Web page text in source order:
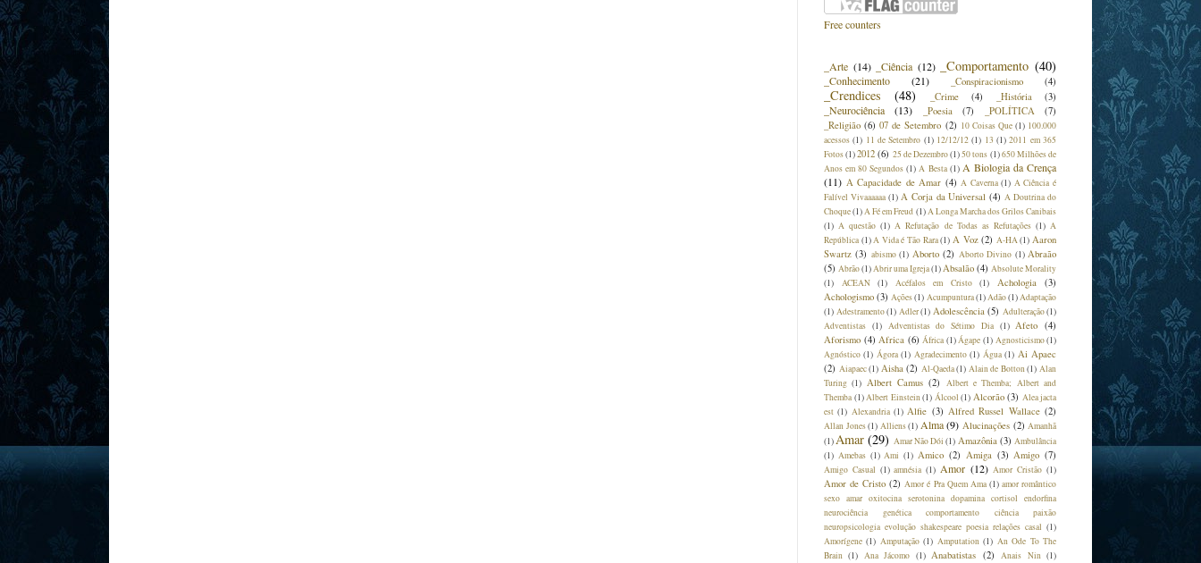
Free counters
_Arte (14) _Ciência (12) _Comportamento (40)
_Conhecimento (21) _Conspiracionismo (4)
_Crendices (48) _Crime (4) _História (3)
_Neurociência (13) _Poesia (7) _POLÍTICA
(7)
_Religião (6) 07 de Setembro (2) 10 Coisas Que (1) 100.000
acessos (1) 11 de Setembro (1) 12/12/12 (1) 13 (1) 2011 em 365
Fotos(1)2012 (6) 25 de Dezembro(1)50 tons (1)650 Milhões de
Anos em 80 Segundos (1) A Besta (1) A Biologia da Crença
(11) A Capacidade de Amar (4) A Caverna (1) A Ciência é
Falível Vivaaaaaa (1) A Corja da Universal (4) A Doutrina do
Choque(1)A Fé em Freud (1)A Longa Marcha dos Grilos Canibais
(1) A questão (1) A Refutação de Todas as Refutações (1) A
República (1) A Vida é Tão Rara (1) A Voz (2) A-HA (1) Aaron
Swartz (3) abismo (1) Aborto (2) Aborto Divino (1) Abraão
(5) Abrão(1)Abrir uma Igreja(1)Absalão (4) Absolute Morality
(1)
ACEAN (1) Acéfalos em Cristo (1) Achologia
(3)
Achologismo (3) Ações(1) Acumpuntura(1)Adão(1)Adaptação
(1) Adestramento(1) Adler(1) Adolescência (5) Adulteração(1)
Adventistas (1) Adventistas do Sétimo Dia (1) Afeto (4)
Aforismo (4) Africa (6) África (1)Ágape (1) Agnosticismo(1)
Agnóstico (1) Ágora (1) Agradecimento (1) Água (1) Ai Apaec
(2) Aiapaec(1) Aisha (2) Al-Qaeda(1) Alain de Botton(1) Alan
Turing (1) Albert Camus (2)
Albert e Themba; Albert and
Themba (1)Albert Einstein(1) Álcool (1) Alcorão (3) Alea jacta
est (1) Alexandria (1) Alfie (3) Alfred Russel Wallace (2)
Allan Jones(1) Alliens(1) Alma (9) Alucinações (2) Amanhã
(1)Amar (29) Amar Não Dói (1) Amazônia (3) Ambulância
(1) Amebas (1) Ami (1) Amico (2) Amiga (3) Amigo (7)
Amigo Casual (1) amnésia (1) Amor (12) Amor Cristão (1)
Amor de Cristo (2) Amor é Pra Quem Ama (1) amor romântico
sexo amar oxitocina serotonina dopamina cortisol endorfina
neurociência genética comportamento ciência paixão
neuropsicologia evolução shakespeare poesia relações casal (1)
Amorígene (1) Amputação (1) Amputation (1) An Ode To The
Brain (1) Ana Jácomo (1) Anabatistas (2) Anais Nin (1)